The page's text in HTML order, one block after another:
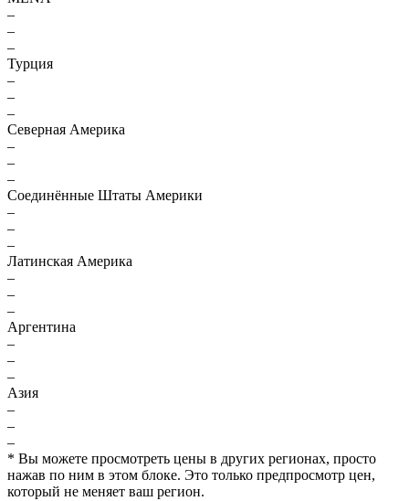
–
–
–
Турция
–
–
–
Северная Америка
–
–
–
Соединённые Штаты Америки
–
–
–
Латинская Америка
–
–
–
Аргентина
–
–
–
Азия
–
–
–
* Вы можете просмотреть цены в других регионах, просто
нажав по ним в этом блоке. Это только предпросмотр цен,
который не меняет ваш регион.
₽